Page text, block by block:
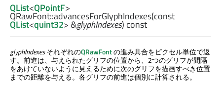
QList<QPointF>
QRawFont::advancesForGlyphIndexes(const
QList<quint32> &glyphIndexes) const
glyphIndexesそれぞれのQRawFontの進み具合をピクセル単位で返
す。前進は、与えられたグリフの位置から、2つのグリフが間隔
をあけていないように見えるために次のグリフを描画すべき位置
までの距離を与える。各グリフの前進は個別に計算される。